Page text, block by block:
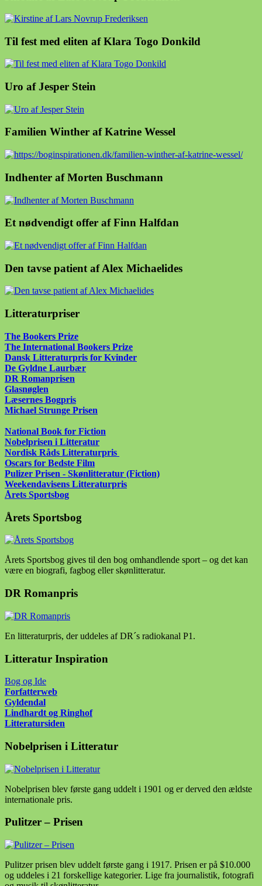
Til fest med eliten af Klara Togo Donkild
Uro af Jesper Stein
Familien Winther af Katrine Wessel
Indhenter af Morten Buschmann
Et nødvendigt offer af Finn Halfdan
Den tavse patient af Alex Michaelides
Litteraturpriser
The Bookers Prize
The International Bookers Prize
Dansk Litteraturpris for Kvinder
De Gyldne Laurbær
DR Romanprisen
Glasnøglen
Læsernes Bogpris
Michael Strunge Prisen
National Book for Fiction
Nobelprisen i Litteratur
Nordisk Råds Litteraturpris
Oscars for Bedste Film
Pulizer Prisen - Skønlitteratur (Fiction)
Weekendavisens Litteraturpris
Årets Sportsbog
Årets Sportsbog
Årets Sportsbog gives til den bog omhandlende sport – og det kan
være en biografi, fagbog eller skønlitteratur.
DR Romanpris
En litteraturpris, der uddeles af DR´s radiokanal P1.
Litteratur Inspiration
Bog og Ide
Forfatterweb
Gyldendal
Lindhardt og Ringhof
Litteratursiden
Nobelprisen i Litteratur
Nobelprisen blev første gang uddelt i 1901 og er derved den ældste
internationale pris.
Pulitzer – Prisen
Pulitzer prisen blev uddelt første gang i 1917. Prisen er på $10.000
og uddeles i 21 forskellige kategorier. Lige fra journalistik, fotografi